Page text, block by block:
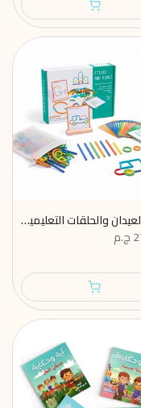
لعبة العيدان والحلقات التعليمية Montessori Sticks & Rings